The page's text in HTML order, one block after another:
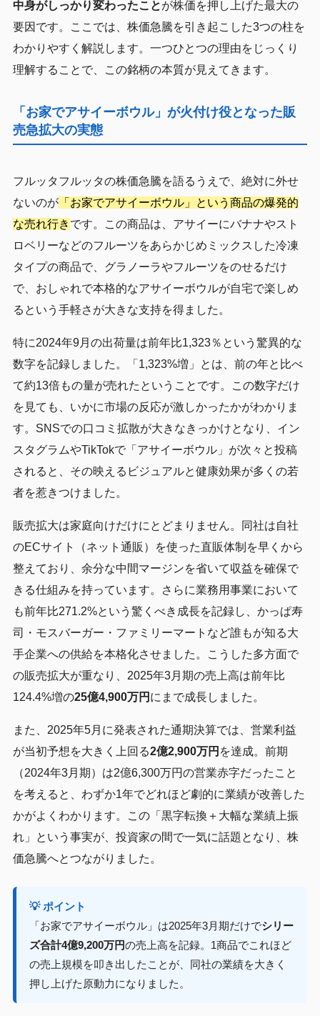
中身がしっかり変わったことが株価を押し上げた最大の
要因です。ここでは、株価急騰を引き起こした3つの柱を
わかりやすく解説します。一つひとつの理由をじっくり
理解することで、この銘柄の本質が見えてきます。
「お家でアサイーボウル」が火付け役となった販
売急拡大の実態
フルッタフルッタの株価急騰を語るうえで、絶対に外せ
ないのが「お家でアサイーボウル」という商品の爆発的
な売れ行き です。この商品は、アサイーにバナナやスト
ロベリーなどのフルーツをあらかじめミックスした冷凍
タイプの商品で、グラノーラやフルーツをのせるだけ
で、おしゃれで本格的なアサイーボウルが自宅で楽しめ
るという手軽さが大きな支持を得ました。
特に2024年9月の出荷量は前年比1,323％という驚異的な
数字を記録しました。「1,323%増」とは、前の年と比べ
て約13倍もの量が売れたということです。この数字だけ
を見ても、いかに市場の反応が激しかったかがわかりま
す。SNSでの口コミ拡散が大きなきっかけとなり、イン
スタグラムやTikTokで「アサイーボウル」が次々と投稿
されると、その映えるビジュアルと健康効果が多くの若
者を惹きつけました。
販売拡大は家庭向けだけにとどまりません。同社は自社
のECサイト（ネット通販）を使った直販体制を早くから
整えており、余分な中間マージンを省いて収益を確保で
きる仕組みを持っています。さらに業務用事業において
も前年比271.2%という驚くべき成長を記録し、かっぱ寿
司・モスバーガー・ファミリーマートなど誰もが知る大
手企業への供給を本格化させました。こうした多方面で
の販売拡大が重なり、2025年3月期の売上高は前年比
124.4%増の25億4,900万円 にまで成長しました。
また、2025年5月に発表された通期決算では、営業利益
が当初予想を大きく上回る2億2,900万円 を達成。前期
（2024年3月期）は2億6,300万円の営業赤字だったこと
を考えると、わずか1年でどれほど劇的に業績が改善した
かがよくわかります。この「黒字転換＋大幅な業績上振
れ」という事実が、投資家の間で一気に話題となり、株
価急騰へとつながりました。
💡 ポイント
「お家でアサイーボウル」は2025年3月期だけでシリー
ズ合計4億9,200万円の売上高を記録。1商品でこれほど
の売上規模を叩き出したことが、同社の業績を大きく
押し上げた原動力になりました。